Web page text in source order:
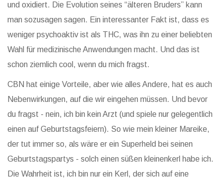
und oxidiert. Die Evolution seines “älteren Bruders” kann
man sozusagen sagen. Ein interessanter Fakt ist, dass es
weniger psychoaktiv ist als THC, was ihn zu einer beliebten
Wahl für medizinische Anwendungen macht. Und das ist
schon ziemlich cool, wenn du mich fragst.
CBN hat einige Vorteile, aber wie alles Andere, hat es auch
Nebenwirkungen, auf die wir eingehen müssen. Und bevor
du fragst - nein, ich bin kein Arzt (und spiele nur gelegentlich
einen auf Geburtstagsfeiern). So wie mein kleiner Mareike,
der tut immer so, als wäre er ein Superheld bei seinen
Geburtstagspartys - solch einen süßen kleinenkerl habe ich.
Die Wahrheit ist, ich bin nur ein Kerl, der sich auf eine